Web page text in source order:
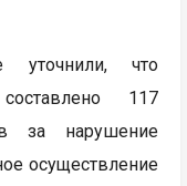
уточнили, что
117
за нарушение
осуществление